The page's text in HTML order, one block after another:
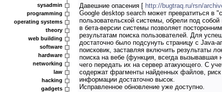
sysadmin
programming
operating systems
theory
web building
software
hardware
networking
law
hacking
gadgets
Давешние опасения [ http://bugtraq.ru/rsn/
Google desktop search может превратиться в
пользовательской системы, обрели под
в бета-версии системы позволяет
результатам поиска пользователей. Для
достаточно было подсунуть страницу с Java-
поисковик, заставляя включить результаты
поиска на вебе (функция, всегда вызывавшая
чего передать их на сервер атакующего. С
содержат фрагменты найденных файлов, риск
информации достаточно высок.
Исправленное обновление уже доступно.